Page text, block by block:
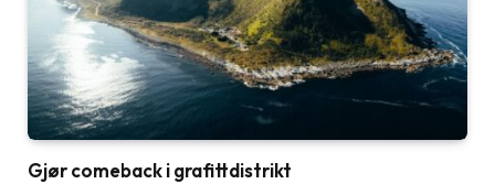
Gjør comeback i grafittdistrikt